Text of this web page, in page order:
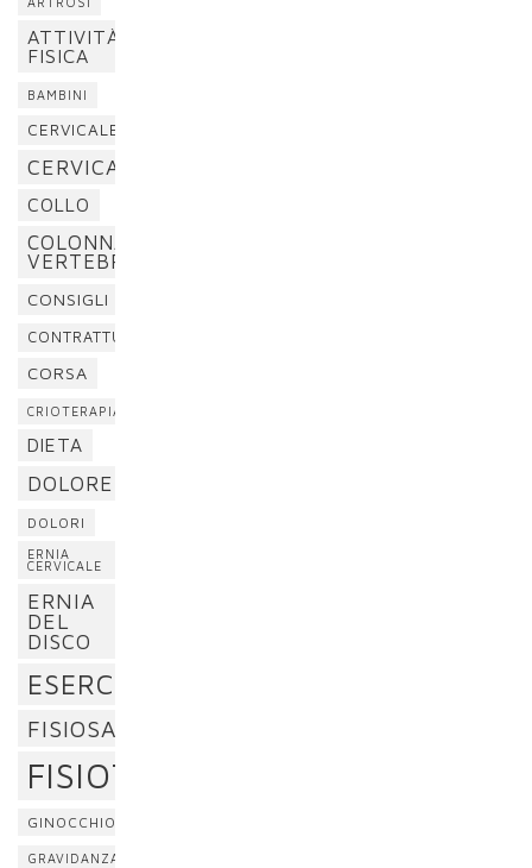
ATTIVITÀ
FISICA
BAMBINI
CERVICALE
CERVICALGIA
COLLO
COLONNA
VERTEBRALE
CONSIGLI
CONTRATTURA
CORSA
CRIOTERAPIA
DIETA
DOLORE
DOLORI
ERNIA
CERVICALE
ERNIA
DEL
DISCO
ESERCIZI
FISIOSAN
FISIOTERAPIA
GINOCCHIO
GRAVIDANZA